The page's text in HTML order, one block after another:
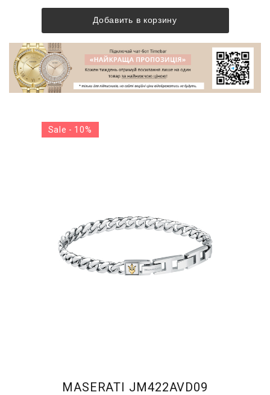
Добавить в корзину
MASERATI JM422AVD09
Sale - 10%